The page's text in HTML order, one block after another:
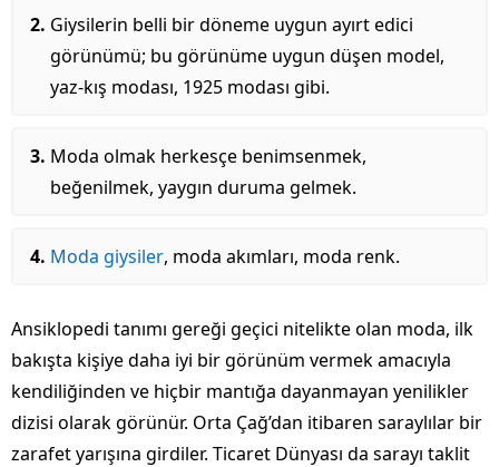
Giysilerin belli bir döneme uygun ayırt edici
görünümü; bu görünüme uygun düşen model,
yaz-kış modası, 1925 modası gibi.
Moda olmak herkesçe benimsenmek,
beğenilmek, yaygın duruma gelmek.
Moda giysiler, moda akımları, moda renk.
Ansiklopedi tanımı gereği geçici nitelikte olan moda, ilk
bakışta kişiye daha iyi bir görünüm vermek amacıyla
kendiliğinden ve hiçbir mantığa dayanmayan yenilikler
dizisi olarak görünür. Orta Çağ’dan itibaren saraylılar bir
zarafet yarışına girdiler. Ticaret Dünyası da sarayı taklit